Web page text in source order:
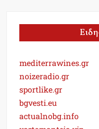
mediterrawines.gr
noizeradio.gr
sportlike.gr
bgvesti.eu
actualnobg.info